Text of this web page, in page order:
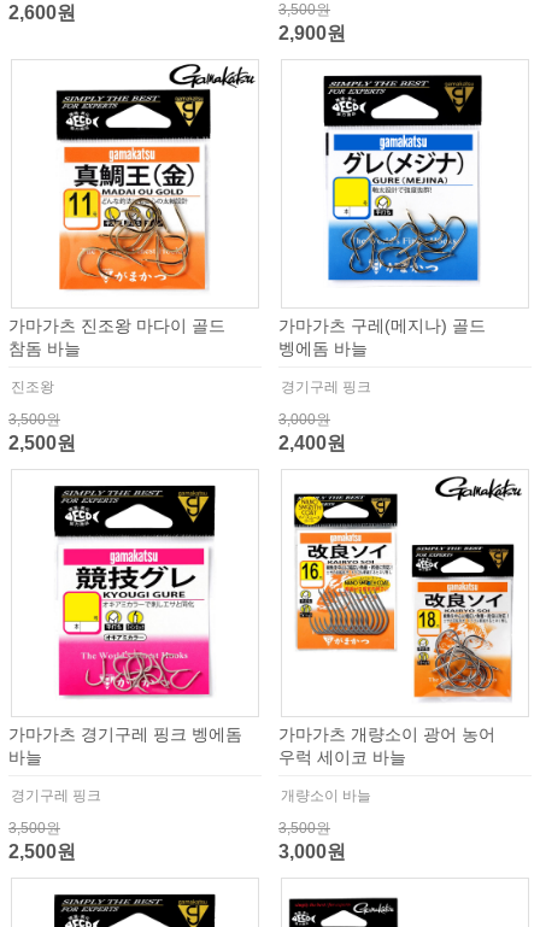
2,600원
3,500원
2,900원
가마가츠 진조왕 마다이 골드
참돔 바늘
진조왕
3,500원
2,500원
가마가츠 구레(메지나) 골드
벵에돔 바늘
경기구레 핑크
3,000원
2,400원
가마가츠 경기구레 핑크 벵에돔
바늘
경기구레 핑크
3,500원
2,500원
가마가츠 개량소이 광어 농어
우럭 세이코 바늘
개량소이 바늘
3,500원
3,000원